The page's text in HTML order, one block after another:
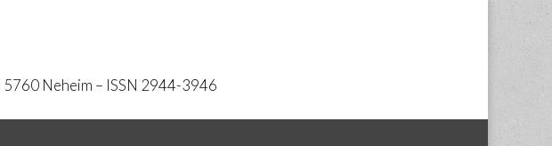
Neheim – ISSN 2944-3946